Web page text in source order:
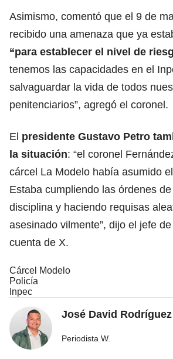
Asimismo, comentó que el 9 de
recibido una amenaza que ya
“para establecer el nivel de
tenemos las capacidades en el
salvaguardar la vida de todos
penitenciarios”, agregó el coronel.
El presidente Gustavo Petro
la situación: “el coronel
cárcel La Modelo había asumido
Estaba cumpliendo las órdenes
disciplina y haciendo requisas
asesinado vilmente”, dijo el jefe
cuenta de X.
Cárcel Modelo
Policía
Inpec
José David Rodríguez
Periodista W.